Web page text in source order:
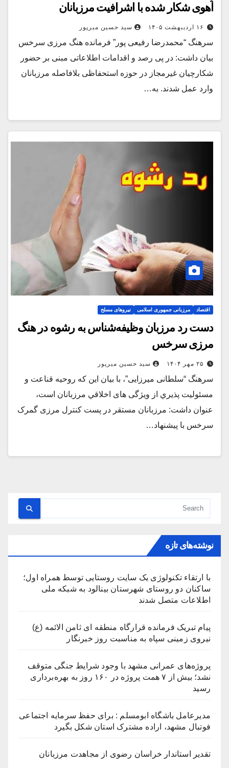
آهوی شکار شده با اشرافیت مرزبانان
۱۶ اردیبهشت ۱۴۰۵ سید حسین میرپور
سرهنگ “محمدرضا رفیعی پور” فرمانده هنگ مرزی سرخس
بیان داشت: در پی رصد و اقدامات اطلاعاتی مبنی بر حضور
شکارچیان غیرمجاز در حوزه استحفاظی بلافاصله مرزبانان
وارد عمل شدند. به…
اقتصاد مرزبانی جمهوری اسلامی نیروهای مسلح
دست رد مرزبان وظيفه‌شناس به رشوه در هنگ
مرزی سرخس
۲۵ مهر ۱۴۰۴ سید حسین میرپور
سرهنگ “سلطانی میرزایی”، با بیان این که روحيه قناعت و
مسئوليت‌ پذيري از ویژگی های اخلاقي مرزبانان است،
عنوان داشت: مرزبانان مستقر در پست کنترل مرزی گمرک
سرخس با پيشنهاد…
نوشته‌های تازه
با ارتقاء تکنولوژی یک سایت روستایی توسط همراه اول؛
ساکنان دو روستای شهرستان بینالود به شبکه ملی
اطلاعات متصل شدند
پیام تبریک فرمانده قرارگاه منطقه ای ثامن الائمه (ع)
نیروی زمینی سپاه به مناسبت روز خبرنگار
پروژه‌های عمرانی مشهد با وجود شرایط جنگی متوقف
نشد؛ بیش از ۷ همت پروژه در ۱۶۰ روز به بهره‌برداری
رسید
مدیرعامل باشگاه ابومسلم : برای حفظ سرمایه اجتماعی
فوتبال مشهد، اراده مشترک استان شکل بگیرد
تقدیر استاندار خراسان رضوی از مجاهدت مرزبانان